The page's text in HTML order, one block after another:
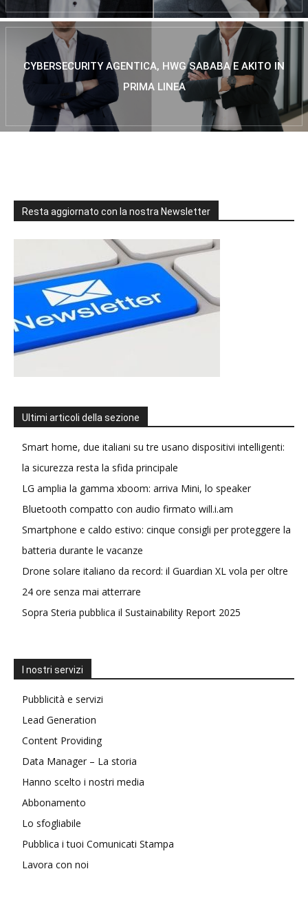
CYBERSECURITY AGENTICA, HWG SABABA E AKITO IN
PRIMA LINEA
Resta aggiornato con la nostra Newsletter
Ultimi articoli della sezione
Smart home, due italiani su tre usano dispositivi intelligenti:
la sicurezza resta la sfida principale
LG amplia la gamma xboom: arriva Mini, lo speaker
Bluetooth compatto con audio firmato will.i.am
Smartphone e caldo estivo: cinque consigli per proteggere la
batteria durante le vacanze
Drone solare italiano da record: il Guardian XL vola per oltre
24 ore senza mai atterrare
Sopra Steria pubblica il Sustainability Report 2025
I nostri servizi
Pubblicità e servizi
Lead Generation
Content Providing
Data Manager – La storia
Hanno scelto i nostri media
Abbonamento
Lo sfogliabile
Pubblica i tuoi Comunicati Stampa
Lavora con noi